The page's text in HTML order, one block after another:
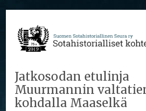
Jatkosodan etulinja
Muurmannin
kohdalla Maaselkä